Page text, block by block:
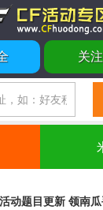
关
动题目更新 领南瓜